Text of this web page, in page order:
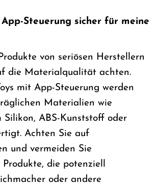
Steuerung sicher für meine
von seriösen Herstellern
die Materialqualität achten.
mit App-Steuerung werden
Materialien wie
Silikon, ABS-Kunststoff oder
Achten Sie auf
und vermeiden Sie
die potenziell
oder andere